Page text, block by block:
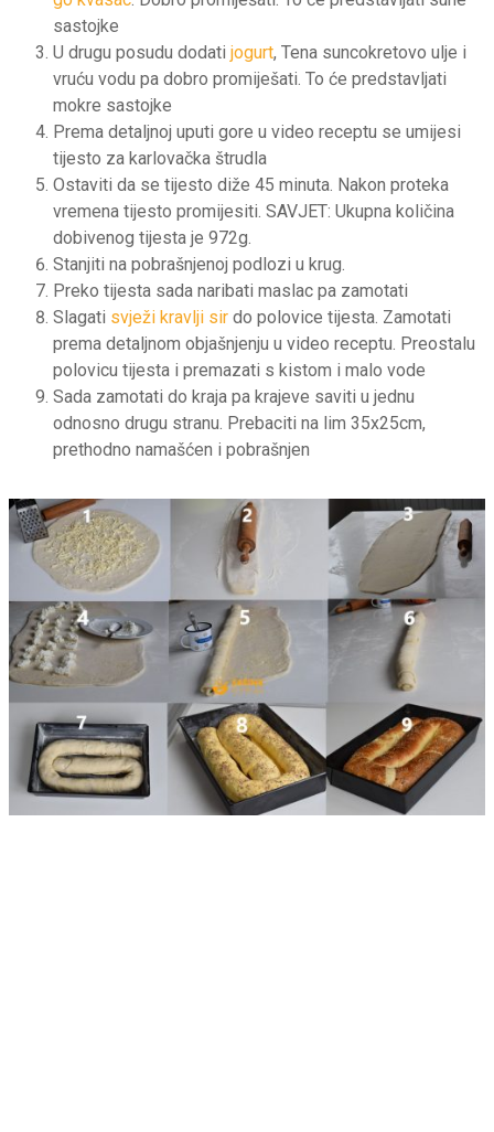
sastojke
U drugu posudu dodati jogurt, Tena suncokretovo ulje i
vruću vodu pa dobro promiješati. To će predstavljati
mokre sastojke
Prema detaljnoj uputi gore u video receptu se umijesi
tijesto za karlovačka štrudla
Ostaviti da se tijesto diže 45 minuta. Nakon proteka
vremena tijesto promijesiti. SAVJET: Ukupna količina
dobivenog tijesta je 972g.
Stanjiti na pobrašnjenoj podlozi u krug.
Preko tijesta sada naribati maslac pa zamotati
Slagati svježi kravlji sir do polovice tijesta. Zamotati
prema detaljnom objašnjenju u video receptu. Preostalu
polovicu tijesta i premazati s kistom i malo vode
Sada zamotati do kraja pa krajeve saviti u jednu
odnosno drugu stranu. Prebaciti na lim 35x25cm,
prethodno namašćen i pobrašnjen